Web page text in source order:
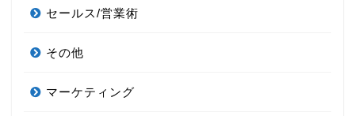
セールス/営業術
その他
マーケティング